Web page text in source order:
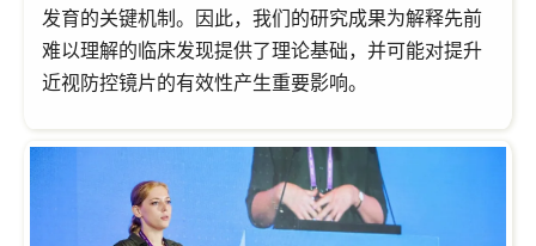
发育的关键机制。因此，我们的研究成果为解释先前
难以理解的临床发现提供了理论基础，并可能对提升
近视防控镜片的有效性产生重要影响。